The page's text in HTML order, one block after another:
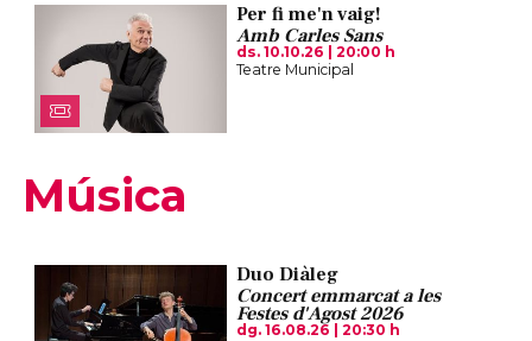
Per fi me'n vaig!
Amb Carles Sans
ds. 10.10.26 |20:00 h
Teatre Municipal
Música
Duo Diàleg
Concert emmarcat a les
Festes d'Agost 2026
dg. 16.08.26 |20:30 h